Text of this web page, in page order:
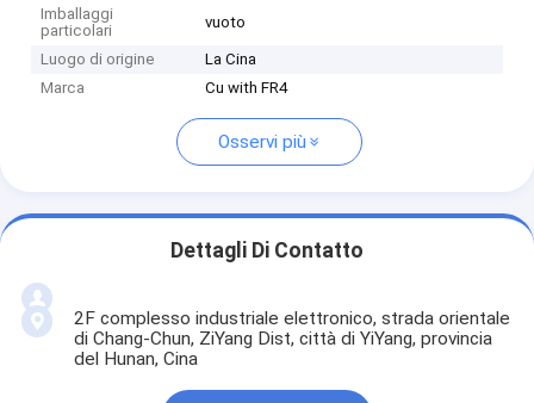
Imballaggi
particolari
vuoto
Luogo di origine
La Cina
Marca
Cu with FR4
Osservi più
Dettagli Di Contatto
2F complesso industriale elettronico, strada orientale
di Chang-Chun, ZiYang Dist, città di YiYang, provincia
del Hunan, Cina